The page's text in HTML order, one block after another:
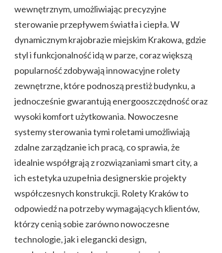
wewnętrznym, umożliwiając precyzyjne
sterowanie przepływem światła i ciepła. W
dynamicznym krajobrazie miejskim Krakowa, gdzie
styl i funkcjonalność idą w parze, coraz większą
popularność zdobywają innowacyjne rolety
zewnętrzne, które podnoszą prestiż budynku, a
jednocześnie gwarantują energooszczędność oraz
wysoki komfort użytkowania. Nowoczesne
systemy sterowania tymi roletami umożliwiają
zdalne zarządzanie ich pracą, co sprawia, że
idealnie współgrają z rozwiązaniami smart city, a
ich estetyka uzupełnia designerskie projekty
współczesnych konstrukcji. Rolety Kraków to
odpowiedź na potrzeby wymagających klientów,
którzy cenią sobie zarówno nowoczesne
technologie, jak i elegancki design,